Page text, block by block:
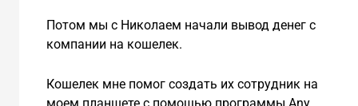
Потом мы с Николаем начали вывод денег с
компании на кошелек.
Кошелек мне помог создать их сотрудник на